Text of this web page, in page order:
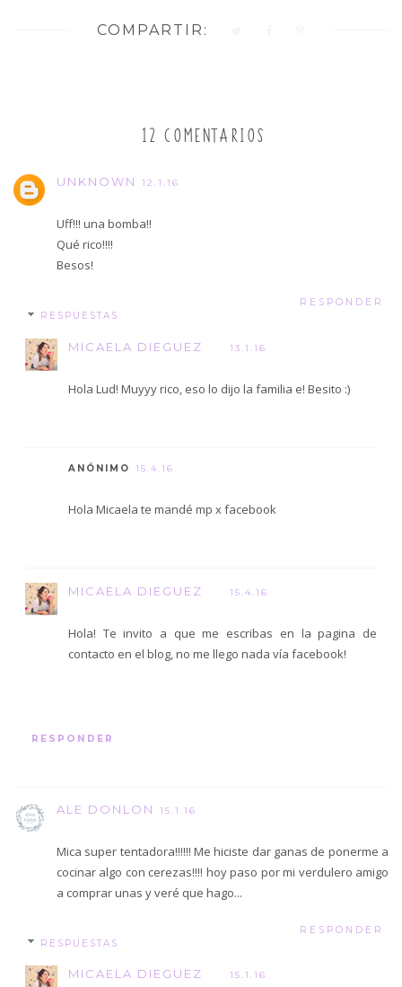
COMPARTIR:
12 COMENTARIOS
UNKNOWN 12.1.16
Uff!!! una bomba!!
Qué rico!!!!
Besos!
RESPONDER
RESPUESTAS
MICAELA DIEGUEZ 13.1.16
Hola Lud! Muyyy rico, eso lo dijo la familia e! Besito :)
ANÓNIMO 15.4.16
Hola Micaela te mandé mp x facebook
MICAELA DIEGUEZ 15.4.16
Hola! Te invito a que me escribas en la pagina de
contacto en el blog, no me llego nada vía facebook!
RESPONDER
ALE DONLON 15.1.16
Mica super tentadora!!!!!! Me hiciste dar ganas de ponerme a
cocinar algo con cerezas!!!! hoy paso por mi verdulero amigo
a comprar unas y veré que hago...
RESPONDER
RESPUESTAS
MICAELA DIEGUEZ 15.1.16